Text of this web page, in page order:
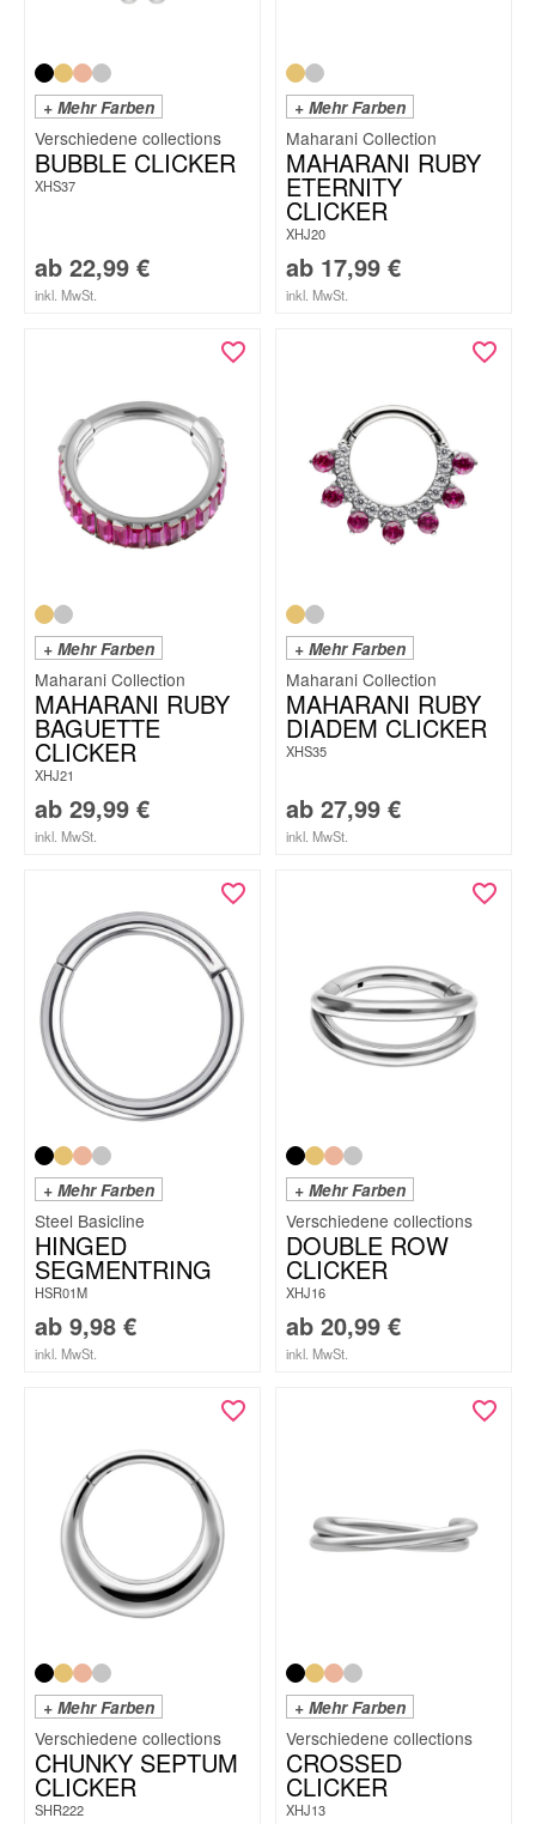
+ Mehr Farben
BUBBLE CLICKER
XHS37
ab 22,99 €
inkl. MwSt.
+ Mehr Farben
Maharani Collection
MAHARANI RUBY
ETERNITY
CLICKER
XHJ20
ab 17,99 €
inkl. MwSt.
+ Mehr Farben
Maharani Collection
MAHARANI RUBY
BAGUETTE
CLICKER
XHJ21
ab 29,99 €
inkl. MwSt.
+ Mehr Farben
Maharani Collection
MAHARANI RUBY
DIADEM CLICKER
XHS35
ab 27,99 €
inkl. MwSt.
+ Mehr Farben
Steel Basicline
HINGED
SEGMENTRING
HSR01M
ab 9,98 €
inkl. MwSt.
+ Mehr Farben
DOUBLE ROW
CLICKER
XHJ16
ab 20,99 €
inkl. MwSt.
+ Mehr Farben
CHUNKY SEPTUM
CLICKER
SHR222
+ Mehr Farben
CROSSED
CLICKER
XHJ13